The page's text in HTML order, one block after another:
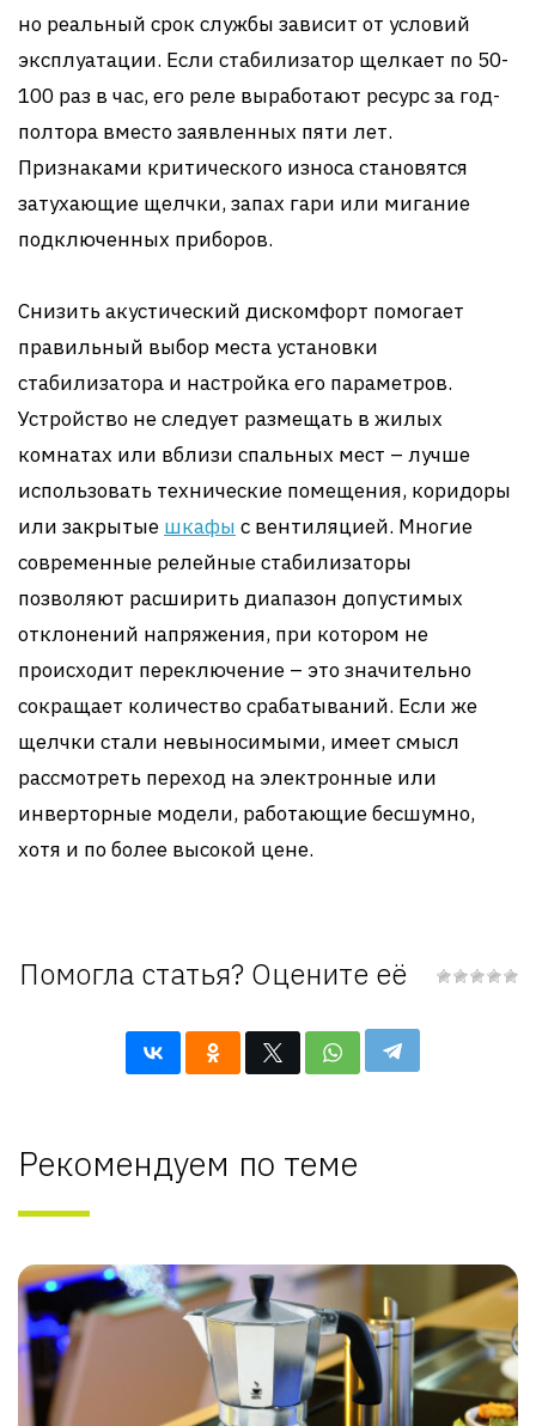
но реальный срок службы зависит от условий
эксплуатации. Если стабилизатор щелкает по 50-
100 раз в час, его реле выработают ресурс за год-
полтора вместо заявленных пяти лет.
Признаками критического износа становятся
затухающие щелчки, запах гари или мигание
подключенных приборов.
Снизить акустический дискомфорт помогает
правильный выбор места установки
стабилизатора и настройка его параметров.
Устройство не следует размещать в жилых
комнатах или вблизи спальных мест – лучше
использовать технические помещения, коридоры
или закрытые шкафы с вентиляцией. Многие
современные релейные стабилизаторы
позволяют расширить диапазон допустимых
отклонений напряжения, при котором не
происходит переключение – это значительно
сокращает количество срабатываний. Если же
щелчки стали невыносимыми, имеет смысл
рассмотреть переход на электронные или
инверторные модели, работающие бесшумно,
хотя и по более высокой цене.
Помогла статья? Оцените её
Рекомендуем по теме